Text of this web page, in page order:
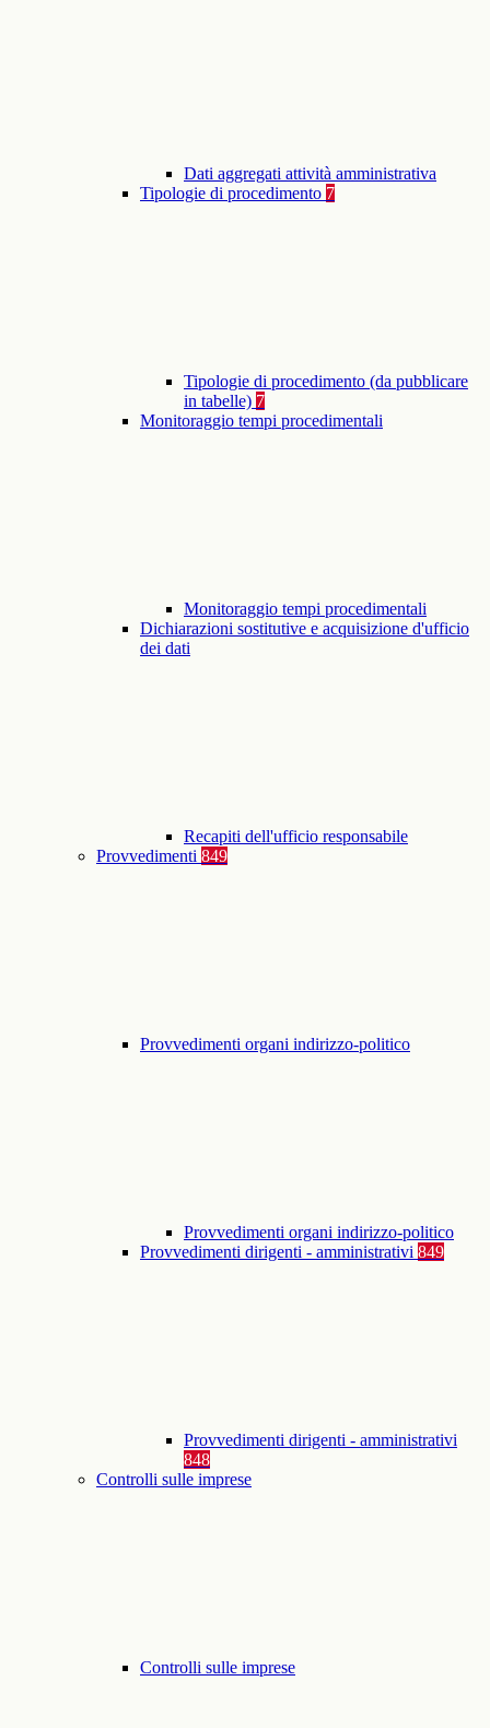
Dati aggregati attività amministrativa
Tipologie di procedimento 7
Tipologie di procedimento (da pubblicare
in tabelle) 7
Monitoraggio tempi procedimentali
Monitoraggio tempi procedimentali
Dichiarazioni sostitutive e acquisizione d'ufficio
dei dati
Recapiti dell'ufficio responsabile
Provvedimenti 849
Provvedimenti organi indirizzo-politico
Provvedimenti organi indirizzo-politico
Provvedimenti dirigenti - amministrativi 849
Provvedimenti dirigenti - amministrativi
848
Controlli sulle imprese
Controlli sulle imprese